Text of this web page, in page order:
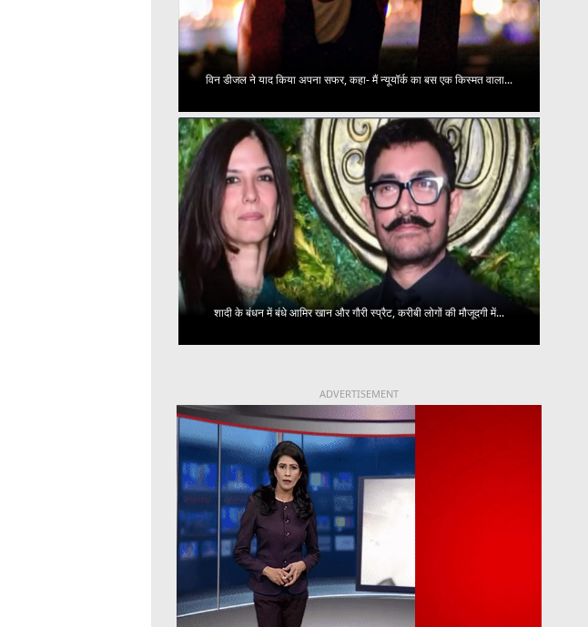
विन डीजल ने याद किया अपना सफर, कहा- मैं न्यूयॉर्क का बस एक किस्मत वाला...
शादी के बंधन में बंधे आमिर खान और गौरी स्प्रैट, करीबी लोगों की मौजूदगी में...
ADVERTISEMENT